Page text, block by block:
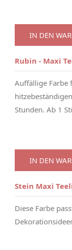
IN DEN
Rubin - Maxi
Auffällige Farbe
Stunden. Ab 1
IN DEN
Stein Maxi
Diese Farbe